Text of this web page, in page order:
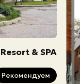
& SPA
Рекомендуем